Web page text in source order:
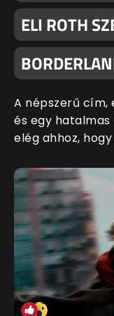
ELI ROTH
A népszerű cím,
és egy
elég ahhoz,